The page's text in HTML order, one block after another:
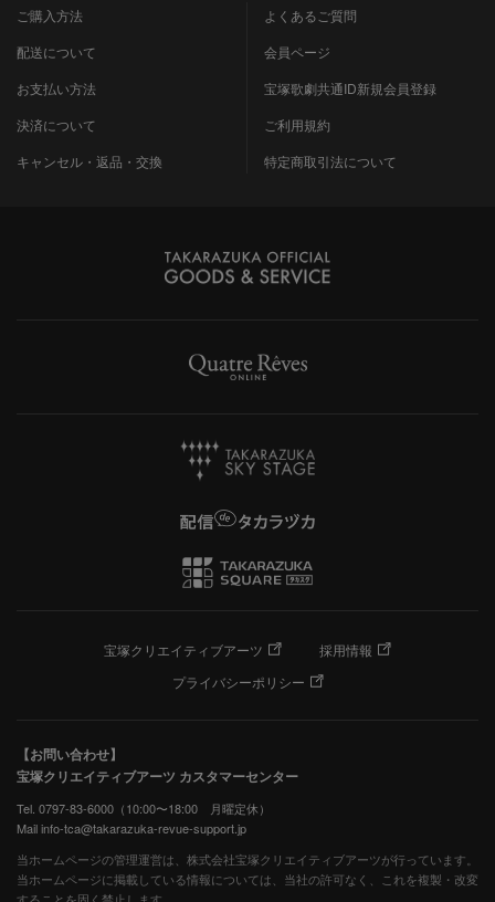
ご購入方法
配送について
お支払い方法
決済について
キャンセル・返品・交換
よくあるご質問
会員ページ
宝塚歌劇共通ID新規会員登録
ご利用規約
特定商取引法について
宝塚クリエイティブアーツ
採用情報
プライバシーポリシー
【お問い合わせ】
宝塚クリエイティブアーツ カスタマーセンター
Tel. 0797-83-6000（10:00〜18:00 月曜定休）
Mail info-tca@takarazuka-revue-support.jp
当ホームページの管理運営は、株式会社宝塚クリエイティブアーツが行っています。
当ホームページに掲載している情報については、当社の許可なく、これを複製・改変